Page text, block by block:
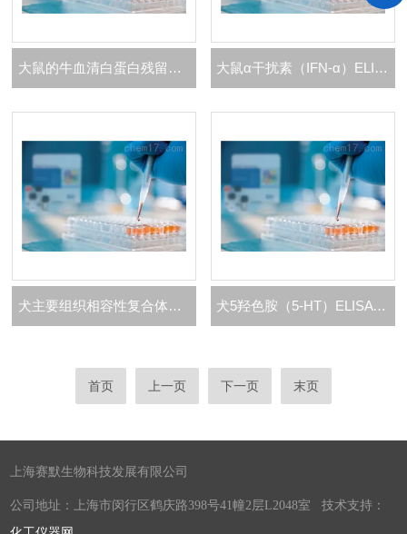
大鼠的牛血清白蛋白残留检测ELISA 试剂盒 大鼠α干扰素（IFN-α）ELISA 试剂盒
犬主要组织相容性复合体（MHC/DLA）ELISA 试剂盒 犬5羟色胺（5-HT）ELISA 试剂盒
首页 上一页 下一页 末页
上海赛默生物科技发展有限公司
公司地址：上海市闵行区鹤庆路398号41幢2层L2048室 技术支持：